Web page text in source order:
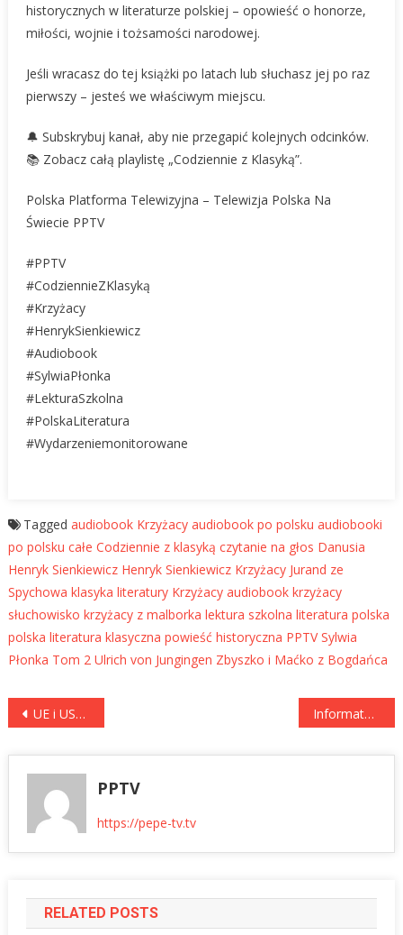
historycznych w literaturze polskiej – opowieść o honorze,
miłości, wojnie i tożsamości narodowej.
Jeśli wracasz do tej książki po latach lub słuchasz jej po raz
pierwszy – jesteś we właściwym miejscu.
🔔 Subskrybuj kanał, aby nie przegapić kolejnych odcinków.
📚 Zobacz całą playlistę „Codziennie z Klasyką”.
Polska Platforma Telewizyjna – Telewizja Polska Na
Świecie PPTV
#PPTV
#CodziennieZKlasyką
#Krzyżacy
#HenrykSienkiewicz
#Audiobook
#SylwiaPłonka
#LekturaSzkolna
#PolskaLiteratura
#Wydarzeniemonitorowane
Tagged audiobook Krzyżacy audiobook po polsku audiobooki
po polsku całe Codziennie z klasyką czytanie na głos Danusia
Henryk Sienkiewicz Henryk Sienkiewicz Krzyżacy Jurand ze
Spychowa klasyka literatury Krzyżacy audiobook krzyżacy
słuchowisko krzyżacy z malborka lektura szkolna literatura polska
polska literatura klasyczna powieść historyczna PPTV Sylwia
Płonka Tom 2 Ulrich von Jungingen Zbyszko i Maćko z Bogdańca
Nawigacja
UE i USA coraz bliższe wdrożenia porozumienia handlowego. W czerwcu możliwe rozstrzygnięcia Informator Medyczny – Masaż Brazylijski: niezwykłe korzyści dla zdrowia i ciała | Marta Wiciejowska
PPTV
https://pepe-tv.tv
RELATED POSTS